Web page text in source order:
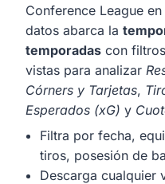
Conference League
datos abarca la
temporadas con
vistas para analizar
Córners y Tarjetas,
Esperados (xG) y
Filtra por fecha,
tiros, posesión de
Descarga cualquier